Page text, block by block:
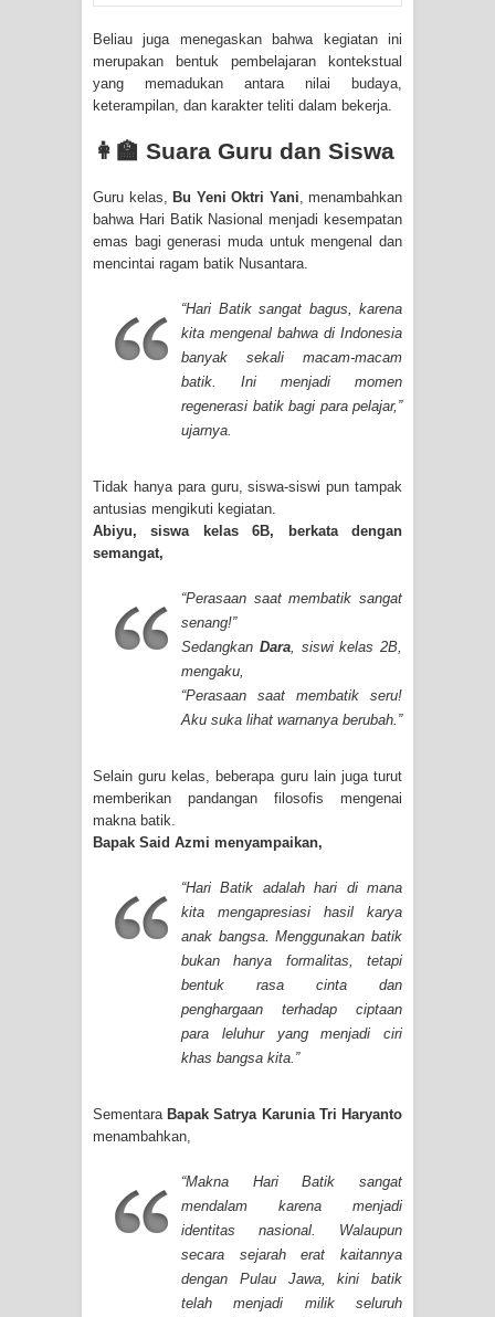
Beliau juga menegaskan bahwa kegiatan ini
merupakan bentuk pembelajaran kontekstual
yang memadukan antara nilai budaya,
keterampilan, dan karakter teliti dalam bekerja.
👩‍🏫 Suara Guru dan Siswa
Guru kelas, Bu Yeni Oktri Yani , menambahkan
bahwa Hari Batik Nasional menjadi kesempatan
emas bagi generasi muda untuk mengenal dan
mencintai ragam batik Nusantara.
“Hari Batik sangat bagus, karena
kita mengenal bahwa di Indonesia
banyak sekali macam-macam
batik. Ini menjadi momen
regenerasi batik bagi para pelajar,”
ujarnya.
Tidak hanya para guru, siswa-siswi pun tampak
antusias mengikuti kegiatan.
Abiyu, siswa kelas 6B, berkata dengan
semangat,
“Perasaan saat membatik sangat
senang!”
Sedangkan Dara, siswi kelas 2B,
mengaku,
“Perasaan saat membatik seru!
Aku suka lihat warnanya berubah.”
Selain guru kelas, beberapa guru lain juga turut
memberikan pandangan filosofis mengenai
makna batik.
Bapak Said Azmi menyampaikan,
“Hari Batik adalah hari di mana
kita mengapresiasi hasil karya
anak bangsa. Menggunakan batik
bukan hanya formalitas, tetapi
bentuk rasa cinta dan
penghargaan terhadap ciptaan
para leluhur yang menjadi ciri
khas bangsa kita.”
Sementara Bapak Satrya Karunia Tri Haryanto
menambahkan,
“Makna Hari Batik sangat
mendalam karena menjadi
identitas nasional. Walaupun
secara sejarah erat kaitannya
dengan Pulau Jawa, kini batik
telah menjadi milik seluruh